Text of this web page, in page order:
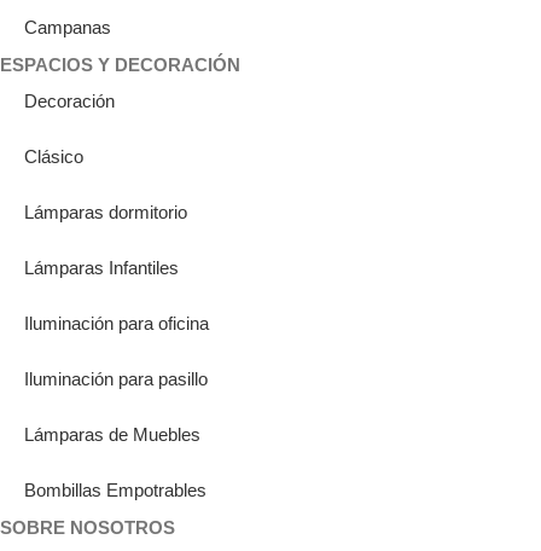
Campanas
ESPACIOS Y DECORACIÓN
Decoración
Clásico
Lámparas dormitorio
Lámparas Infantiles
Iluminación para oficina
Iluminación para pasillo
Lámparas de Muebles
Bombillas Empotrables
SOBRE NOSOTROS